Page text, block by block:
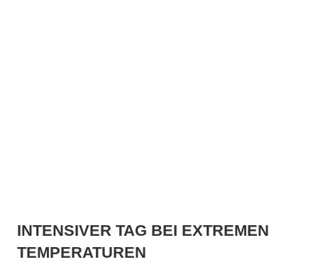
INTENSIVER TAG BEI EXTREMEN
TEMPERATUREN